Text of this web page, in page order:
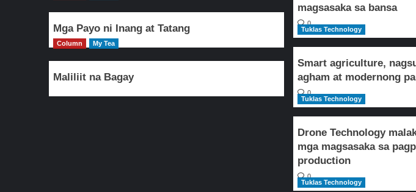
Mga Payo ni Inang at Tatang
Column My Tea
Maliliit na Bagay
magsasaka sa bansa
0
Tuklas Technology
Smart agriculture,
agham at modernong
0
Tuklas Technology
Drone Technology
mga magsasaka sa
production
0
Tuklas Technology